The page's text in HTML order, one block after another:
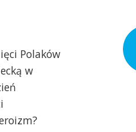
Polaków
w